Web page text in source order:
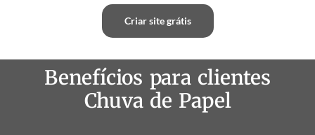
Criar site grátis
Benefícios para clientes
Chuva de Papel